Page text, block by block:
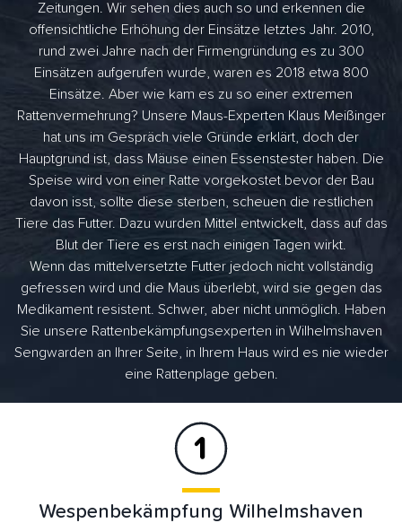
Zeitungen. Wir sehen dies auch so und erkennen die
offensichtliche Erhöhung der Einsätze letztes Jahr. 2010,
rund zwei Jahre nach der Firmengründung es zu 300
Einsätzen aufgerufen wurde, waren es 2018 etwa 800
Einsätze. Aber wie kam es zu so einer extremen
Rattenvermehrung? Unsere Maus-Experten Klaus Meißinger
hat uns im Gespräch viele Gründe erklärt, doch der
Hauptgrund ist, dass Mäuse einen Essenstester haben. Die
Speise wird von einer Ratte vorgekostet bevor der Bau
davon isst, sollte diese sterben, scheuen die restlichen
Tiere das Futter. Dazu wurden Mittel entwickelt, dass auf das
Blut der Tiere es erst nach einigen Tagen wirkt.
Wenn das mittelversetzte Futter jedoch nicht vollständig
gefressen wird und die Maus überlebt, wird sie gegen das
Medikament resistent. Schwer, aber nicht unmöglich. Haben
Sie unsere Rattenbekämpfungsexperten in Wilhelmshaven
Sengwarden an Ihrer Seite, in Ihrem Haus wird es nie wieder
eine Rattenplage geben.
Wespenbekämpfung Wilhelmshaven